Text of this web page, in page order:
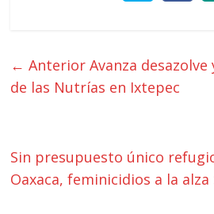
← Anterior Avanza
de las Nutrías en Ixtepec
Sin presupuesto único
Oaxaca, feminicidios a la alza